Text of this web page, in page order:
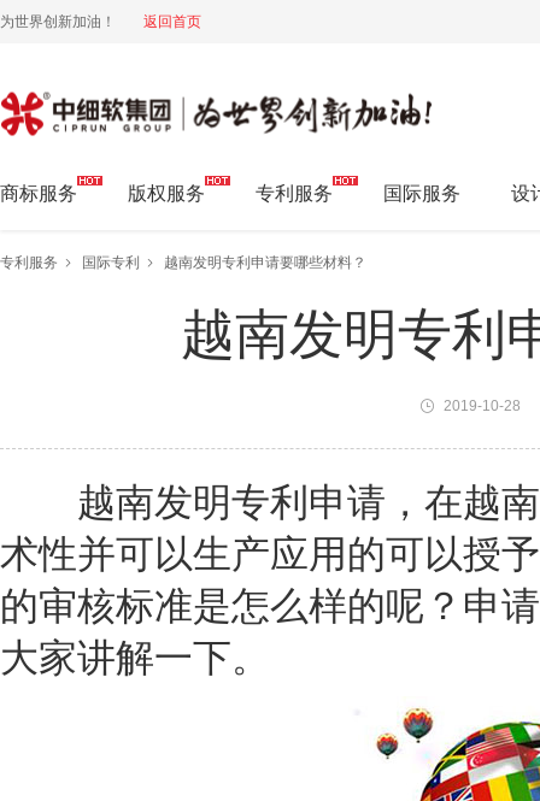
为世界创新加油！ 返回首页
中细软集团 为世界创新加油!
商标服务 版权服务 专利服务 国际服务 设
专利服务 国际专利 越南发明专利申请要哪些材料？
越南发明专利
2019-10-28
越南发明专利申请，在越南
术性并可以生产应用的可以授
的审核标准是怎么样的呢？申
大家讲解一下。